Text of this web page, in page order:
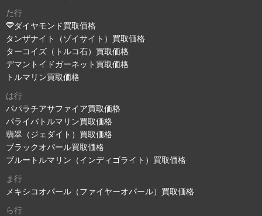
た行
ダイヤモンド買取価格
タンザナイト（ゾイサイト）買取価格
ターコイズ（トルコ石）買取価格
デマントイドガーネット買取価格
トルマリン買取価格
は行
パパラチアサファイア買取価格
パライバトルマリン買取価格
翡翠（ジェダイト）買取価格
ブラックオパール買取価格
ブルートルマリン（インディゴライト）買取価格
ま行
メキシコオパール（ファイヤーオパール）買取価格
ら行